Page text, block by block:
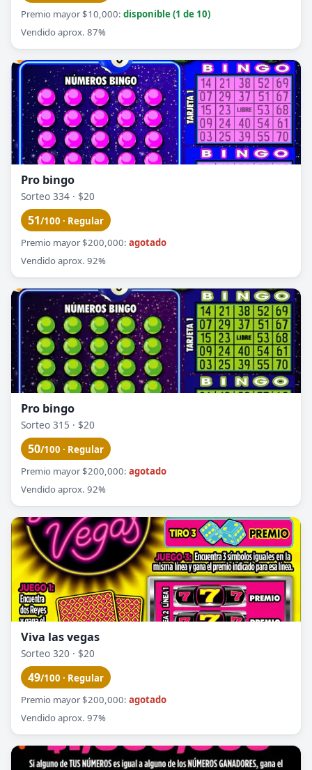
Premio mayor $10,000: disponible (1 de 10)
Vendido aprox. 87%
Pro bingo
Sorteo 334 · $20
51/100 · Regular
Premio mayor $200,000: agotado
Vendido aprox. 92%
Pro bingo
Sorteo 315 · $20
50/100 · Regular
Premio mayor $200,000: agotado
Vendido aprox. 92%
Viva las vegas
Sorteo 320 · $20
49/100 · Regular
Premio mayor $200,000: agotado
Vendido aprox. 97%